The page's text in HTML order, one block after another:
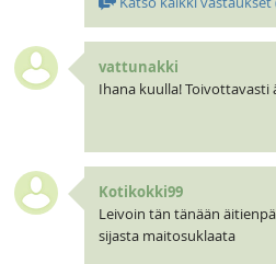
vattunakki
Ihana kuulla! Toivottavasti
Kotikokki99
Leivoin tän tänään
sijasta maitosuklaata